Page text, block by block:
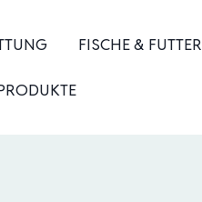
FISCHE & FUTTER